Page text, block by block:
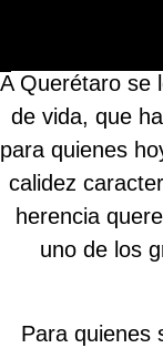
A Querétaro se
de vida, que
para quienes
calidez
herencia
uno de los
Para quienes